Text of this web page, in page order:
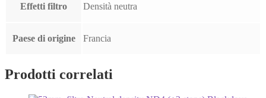
Effetti filtro Densità neutra
Paese di origine Francia
Prodotti correlati